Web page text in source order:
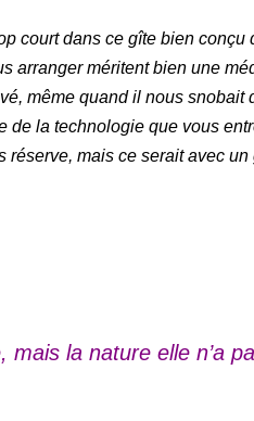
court dans ce gîte bien
arranger méritent bien une
même quand il nous
de la technologie que vous
réserve, mais ce serait avec
la nature elle n’a